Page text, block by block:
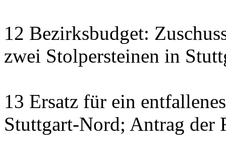
12 Bezirksbudget:
zwei Stolpersteinen in
13 Ersatz für ein
Stuttgart-Nord; Antrag der